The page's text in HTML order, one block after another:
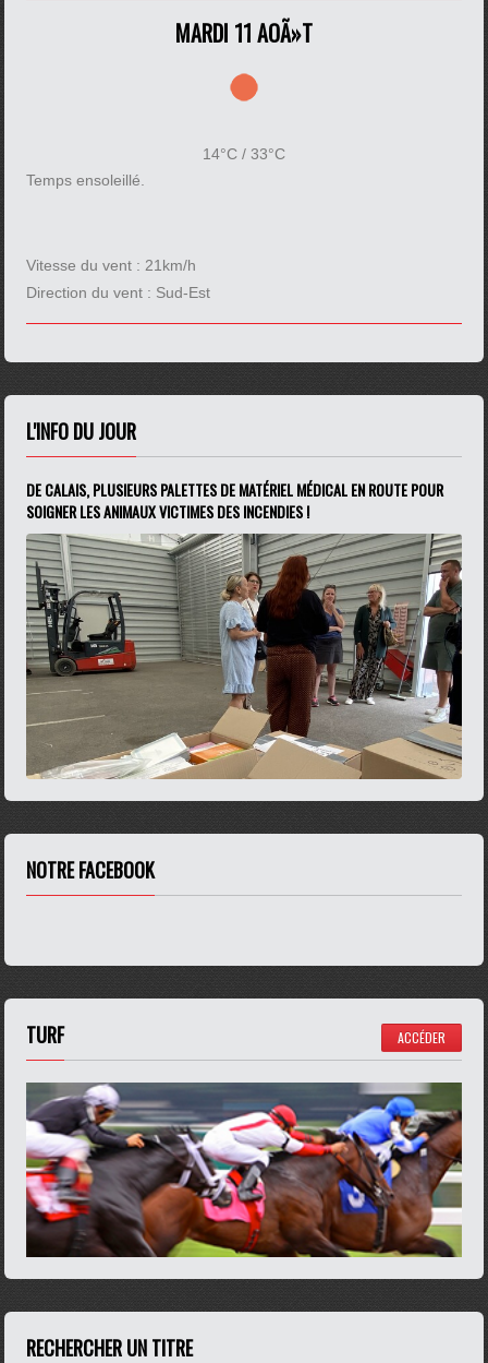
MARDI 11 AOÃ»T
14°C / 33°C
Temps ensoleillé.
Vitesse du vent : 21km/h
Direction du vent : Sud-Est
L'INFO DU JOUR
DE CALAIS, PLUSIEURS PALETTES DE MATÉRIEL MÉDICAL EN ROUTE POUR
SOIGNER LES ANIMAUX VICTIMES DES INCENDIES !
NOTRE FACEBOOK
TURF ACCÉDER
RECHERCHER UN TITRE